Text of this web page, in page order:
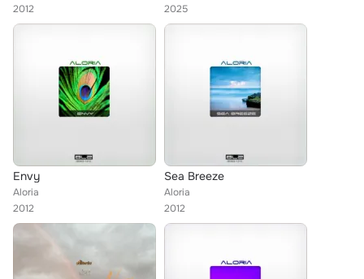
2012
2025
Envy
Aloria
2012
Sea Breeze
Aloria
2012